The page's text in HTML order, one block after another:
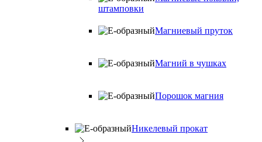
штамповки
Магниевый пруток
Магний в чушках
Порошок магния
Никелевый прокат